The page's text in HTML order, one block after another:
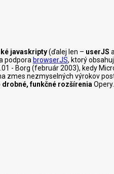
javaskripty(ďalej len – userJS
podpora browserJS, ktorý
- Borg (február 2003), kedy
zmes nezmyselných výrokov
drobné, funkčné rozšírenia Opery.